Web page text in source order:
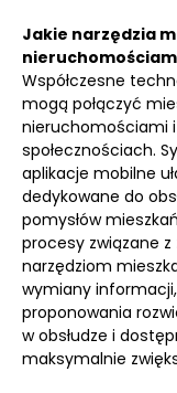
Jakie narzędzia
Współczesne
mogą połączyć
nieruchomościami i
społecznościach.
aplikacje mobilne
dedykowane do
pomysłów
procesy związane
narzędziom
wymiany
proponowania
w obsłudze i
maksymalnie